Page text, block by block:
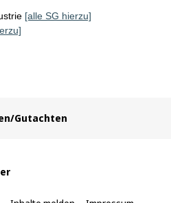
[alle SG hierzu]
Gutachten